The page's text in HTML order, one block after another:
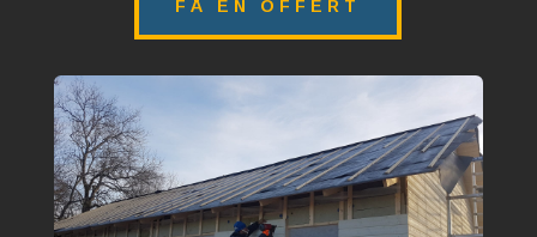
FÅ EN OFFERT